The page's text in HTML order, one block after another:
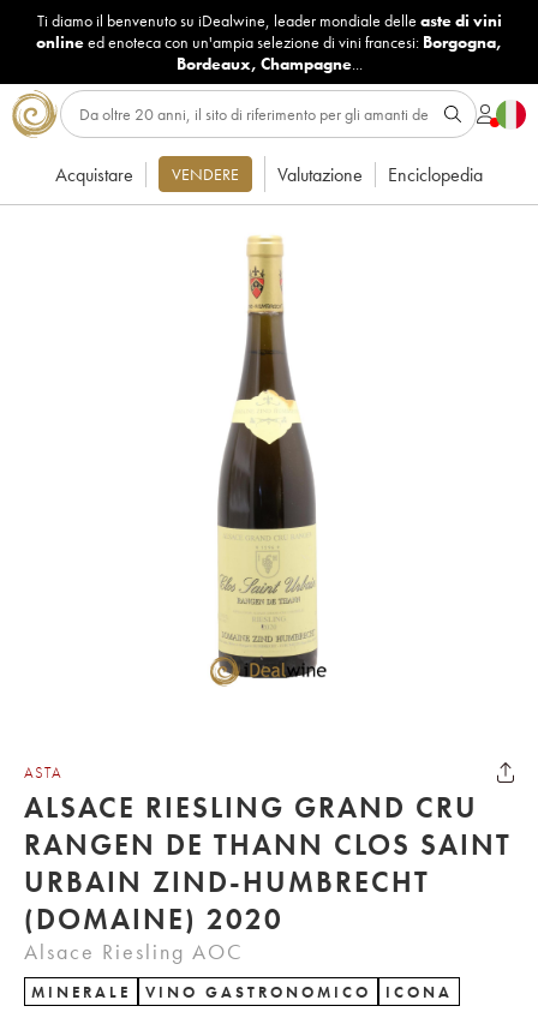
Ti diamo il benvenuto su iDealwine, leader mondiale delle aste di vini
onlineed enoteca con un'ampia selezione di vini francesi: Borgogna,
Bordeaux, Champagne...
Acquistare VENDERE Valutazione Enciclopedia
ASTA
ALSACE RIESLING GRAND CRU
RANGEN DE THANN CLOS SAINT
URBAIN ZIND-HUMBRECHT
(DOMAINE) 2020
Alsace Riesling AOC
MINERALE VINO GASTRONOMICO ICONA